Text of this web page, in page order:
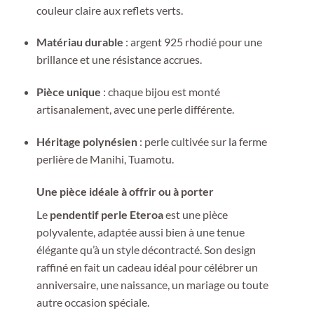
couleur claire aux reflets verts.
Matériau durable : argent 925 rhodié pour une
brillance et une résistance accrues.
Pièce unique : chaque bijou est monté
artisanalement, avec une perle différente.
Héritage polynésien: perle cultivée sur la ferme
perlière de Manihi, Tuamotu.
Une pièce idéale à offrir ou à porter
Le pendentif perle Eteroaest une pièce
polyvalente, adaptée aussi bien à une tenue
élégante qu’à un style décontracté. Son design
raffiné en fait un cadeau idéal pour célébrer un
anniversaire, une naissance, un mariage ou toute
autre occasion spéciale.